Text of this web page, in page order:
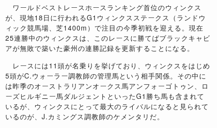
ワールドベストレースホースランキング首位のウィンクス
が、現地18日に行われるG1ウィンクスステークス（ランドウ
ィック競馬場、芝1400m）で注目の今季初戦を迎える。現在
25連勝中のウィンクスは、このレースに勝てばブラックキャビ
アが無敗で築いた豪州の連勝記録を更新することになる。
レースには11頭が名乗りを挙げており、ウィンクスをはじめ
5頭がC.ウォーラー調教師の管理馬という相手関係。その中に
は昨季のオーストラリアンオークス馬アンフォーゴトゥン、ロ
ーズヒルギニー馬ダルジェントといったG1勝ち馬も含まれて
いるが、ウィンクスにとって最大のライバルになると見られて
いるのが、J.カミングス調教師のケメンタリだ。